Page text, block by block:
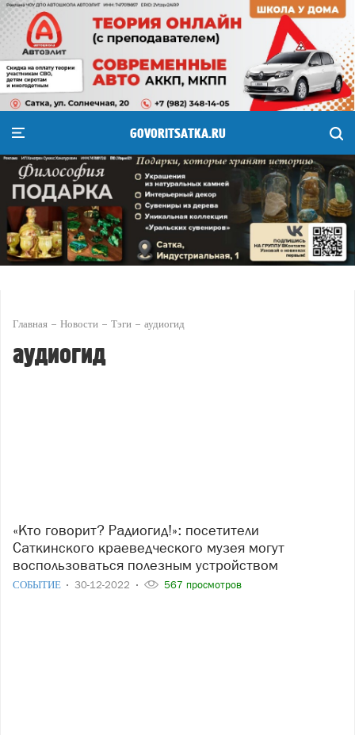
GOVORITSATKA.RU
Главная Новости Тэги аудиогид
аудиогид
«Кто говорит? Радиогид!»: посетители
Саткинского краеведческого музея могут
воспользоваться полезным устройством
СОБЫТИЕ 30-12-2022 567 просмотров